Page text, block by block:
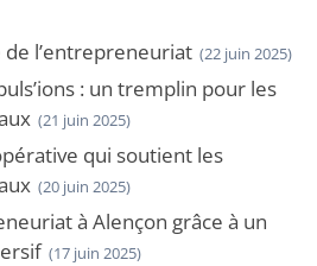
l’entrepreneuriat (22 juin 2025)
: un tremplin pour les
(21 juin 2025)
qui soutient les
(20 juin 2025)
à Alençon grâce à un
(17 juin 2025)